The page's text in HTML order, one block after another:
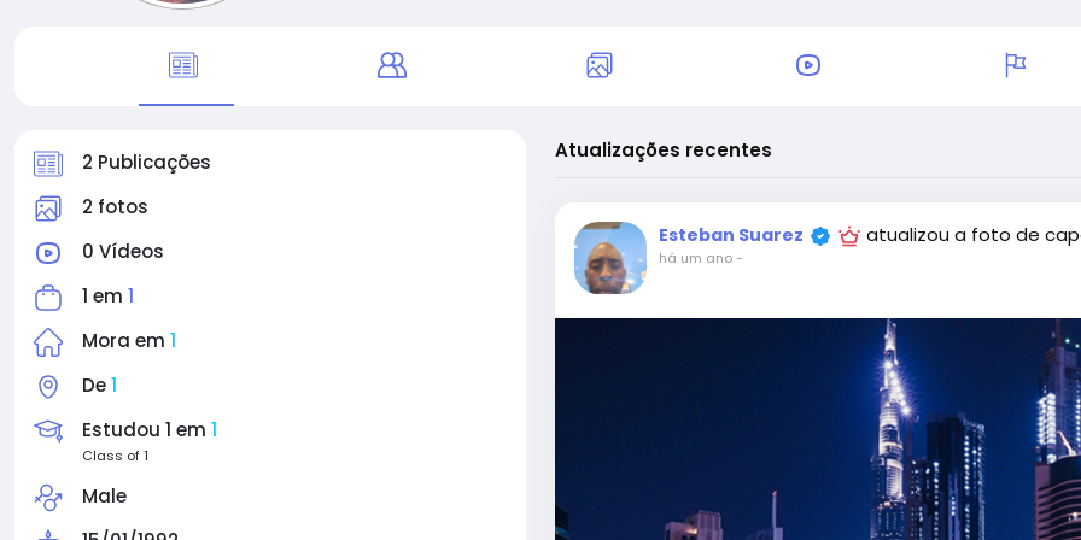
2 Publicações
2 fotos
0 Vídeos
1 em 1
Mora em 1
De1
Estudou 1 em 1
Class of 1
Male
Atualizações recentes
Esteban Suarez atualizou a foto de
há um ano-